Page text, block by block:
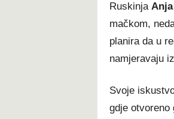
Ruskinja
mačkom,
planira da u
namjeravaju
Svoje
gdje otvoreno